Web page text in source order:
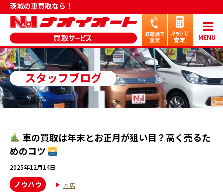
茨城の車買取なら！
MENU
スタッフブログ
車の買取は年末とお正月が狙い目？高く売るた
めのコツ
2025年12月14日
ノウハウ 本店